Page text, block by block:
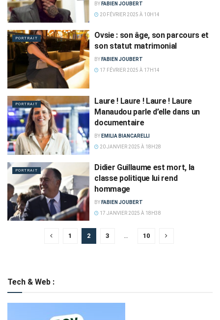
BY FABIEN JOUBERT
20 FÉVRIER 2025 À 10H14
PORTRAIT
Ovsie : son âge, son parcours et
son statut matrimonial
BY FABIEN JOUBERT
17 FÉVRIER 2025 À 17H14
PORTRAIT
Laure ! Laure ! Laure ! Laure
Manaudou parle d’elle dans un
documentaire
BY EMILIA BIANCARELLI
20 JANVIER 2025 À 18H28
PORTRAIT
Didier Guillaume est mort, la
classe politique lui rend
hommage
BY FABIEN JOUBERT
17 JANVIER 2025 À 18H38
1 2 3 … 10
Tech & Web :